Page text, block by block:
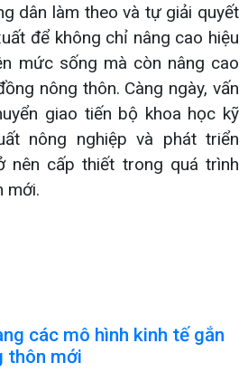
dân làm theo và tự giải quyết
để không chỉ nâng cao hiệu
mức sống mà còn nâng cao
nông thôn. Càng ngày, vấn
giao tiến bộ khoa học kỹ
nông nghiệp và phát triển
nên cấp thiết trong quá trình
mới.
các mô hình kinh tế gắn
thôn mới